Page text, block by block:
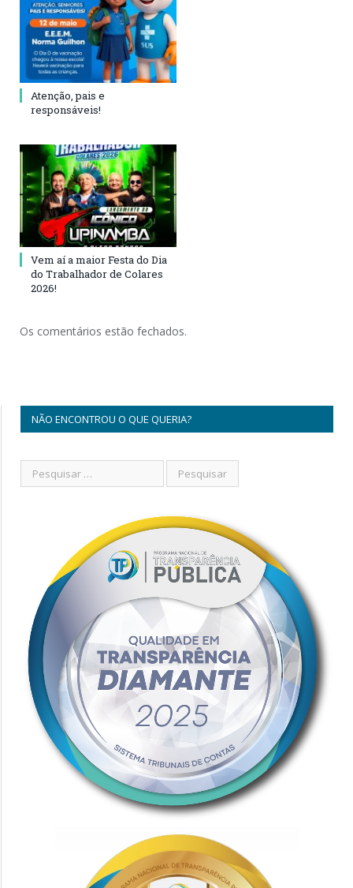
Atenção, pais e
responsáveis!
Vem aí a maior Festa do Dia
do Trabalhador de Colares
2026!
Os comentários estão fechados.
NÃO ENCONTROU O QUE QUERIA?